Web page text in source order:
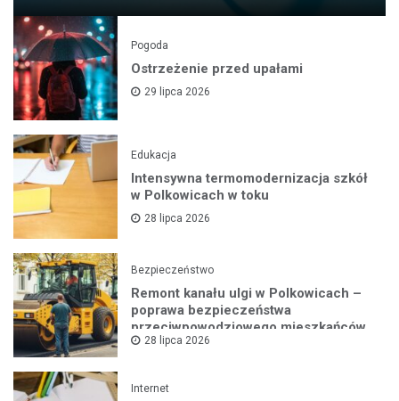
Pogoda
Ostrzeżenie przed upałami
29 lipca 2026
Edukacja
Intensywna termomodernizacja szkół
w Polkowicach w toku
28 lipca 2026
Bezpieczeństwo
Remont kanału ulgi w Polkowicach –
poprawa bezpieczeństwa
przeciwpowodziowego mieszkańców
28 lipca 2026
Internet